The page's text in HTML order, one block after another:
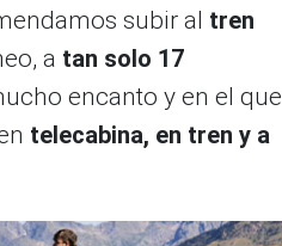
subir al tren
a tan solo 17
encanto y en el que
telecabina, en tren y a